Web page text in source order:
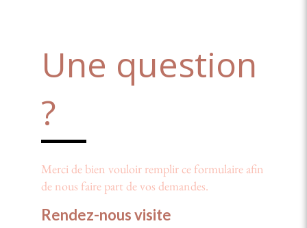
Une question
?
Merci de bien vouloir remplir ce formulaire afin
de nous faire part de vos demandes.
Rendez-nous visite